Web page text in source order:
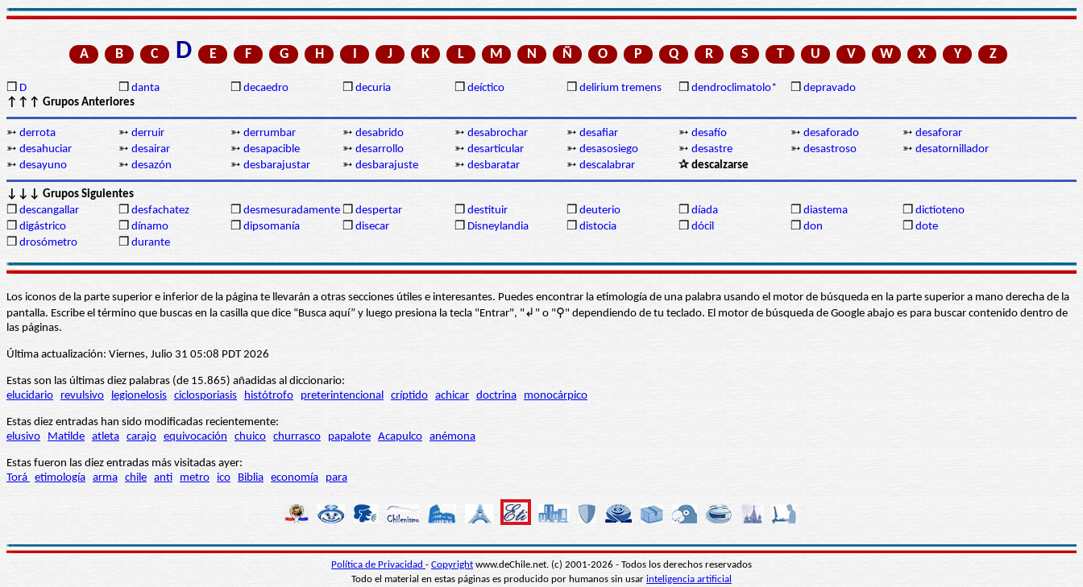
A B C D E F G H I J K L M N Ñ O P Q R S T U V W X Y Z
❒ D ❒ danta ❒ decaedro ❒ decuria ❒ deíctico ❒ delirium tremens ❒ dendroclimatolo* ❒ depravado
↑↑↑ Grupos Anteriores
➳ derrota ➳ derruir ➳ derrumbar ➳ desabrido ➳ desabrochar ➳ desafiar ➳ desafío ➳ desaforado ➳ desaforar
➳ desahuciar ➳ desairar ➳ desapacible ➳ desarrollo ➳ desarticular ➳ desasosiego ➳ desastre ➳ desastroso ➳ desatornillador
➳ desayuno ➳ desazón ➳ desbarajustar ➳ desbarajuste ➳ desbaratar ➳ descalabrar ✰ descalzarse
↓↓↓ Grupos Siguientes
❒ descangallar ❒ desfachatez ❒ desmesuradamente ❒ despertar ❒ destituir ❒ deuterio ❒ díada ❒ diastema ❒ dictioteno
❒ digástrico ❒ dínamo ❒ dipsomanía ❒ disecar ❒ Disneylandia ❒ distocia ❒ dócil ❒ don ❒ dote
❒ drosómetro ❒ durante
Los iconos de la parte superior e inferior de la página te llevarán a otras secciones útiles e interesantes. Puedes encontrar la etimología de una palabra usando el motor de búsqueda en la parte superior a mano derecha de la
pantalla. Escribe el término que buscas en la casilla que dice “Busca aquí” y luego presiona la tecla "Entrar", "↲" o "⚲" dependiendo de tu teclado. El motor de búsqueda de Google abajo es para buscar contenido dentro de
las páginas.
Última actualización: Viernes, Julio 31 05:08 PDT 2026
Estas son las últimas diez palabras (de 15.865) añadidas al diccionario:
elucidario
revulsivo legionelosis ciclosporiasis histótrofo preterintencional críptido achicar doctrina monocárpico
Estas diez entradas han sido modificadas recientemente:
elusivo
Matilde atleta carajo equivocación chuico churrasco papalote Acapulco anémona
Estas fueron las diez entradas más visitadas ayer:
Torá etimología arma chile anti metro ico Biblia economía para
Política de Privacidad - Copyright www.deChile.net. (c) 2001-2026 - Todos los derechos reservados
Todo el material en estas páginas es producido por humanos sin usar inteligencia artificial